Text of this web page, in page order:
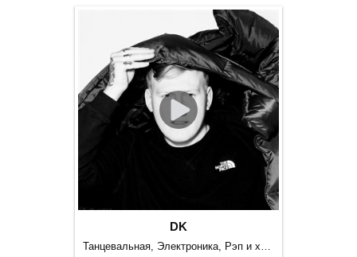
DK
Танцевальная, Электроника, Рэп и хип-хоп